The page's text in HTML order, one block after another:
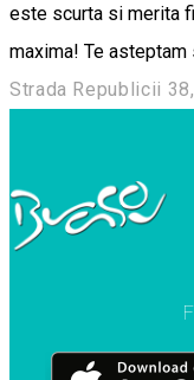
este scurta si merita
maxima! Te
Strada Republicii